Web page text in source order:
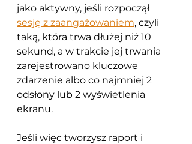
jako aktywny, jeśli rozpoczął
sesję z zaangażowaniem, czyli
taką, która trwa dłużej niż 10
sekund, a w trakcie jej trwania
zarejestrowano kluczowe
zdarzenie albo co najmniej 2
odsłony lub 2 wyświetlenia
ekranu.
Jeśli więc tworzysz raport i